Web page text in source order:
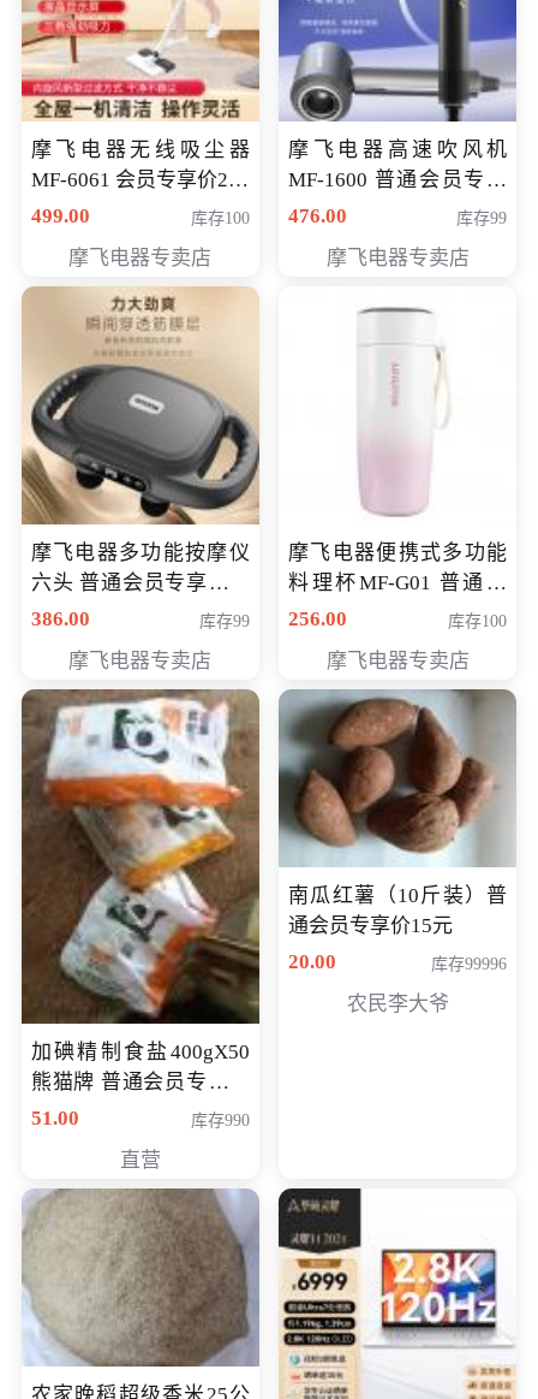
摩飞电器无线吸尘器
MF-6061 会员专享价299
元
499.00 库存100
摩飞电器专卖店
摩飞电器高速吹风机
MF-1600 普通会员专享
价298元
476.00 库存99
摩飞电器专卖店
摩飞电器多功能按摩仪
六头 普通会员专享价格
199元
386.00 库存99
摩飞电器专卖店
摩飞电器便携式多功能
料理杯MF-G01 普通会
员专享价格118元
256.00 库存100
摩飞电器专卖店
加碘精制食盐400gX50
熊猫牌 普通会员专享价
格50元
51.00 库存990
直营
南瓜红薯（10斤装）普
通会员专享价15元
20.00
库存99996
农民李大爷